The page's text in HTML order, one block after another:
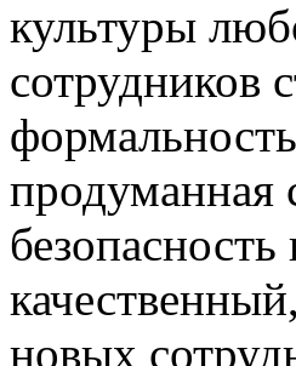
культуры
сотрудников
продуманная
новых